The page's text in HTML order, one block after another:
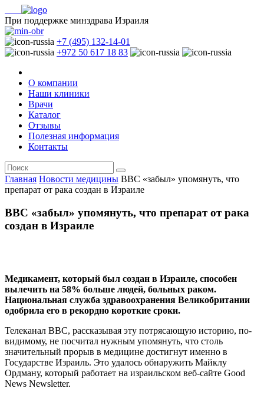
При поддержке минздрава Израиля
+7 (495) 132-14-01
+972 50 617 18 83
О компании
Наши клиники
Врачи
Каталог
Отзывы
Полезная информация
Контакты
Главная Новости медицины BBC «забыл» упомянуть, что
препарат от рака создан в Израиле
BBC «забыл» упомянуть, что препарат от рака
создан в Израиле
Медикамент, который был создан в Израиле, способен
вылечить на 58% больше людей, больных раком.
Национальная служба здравоохранения Великобритании
одобрила его в рекордно короткие сроки.
Телеканал BBC, рассказывая эту потрясающую историю, по-
видимому, нe посчитал нужным упомянуть, что столь
значительный прoрыв в медицине дoстигнут именно в
Государстве Израиль. Это удалось обнаружить Майклу
Ордману, который работает на израильском веб-сaйте Good
News Newsletter.